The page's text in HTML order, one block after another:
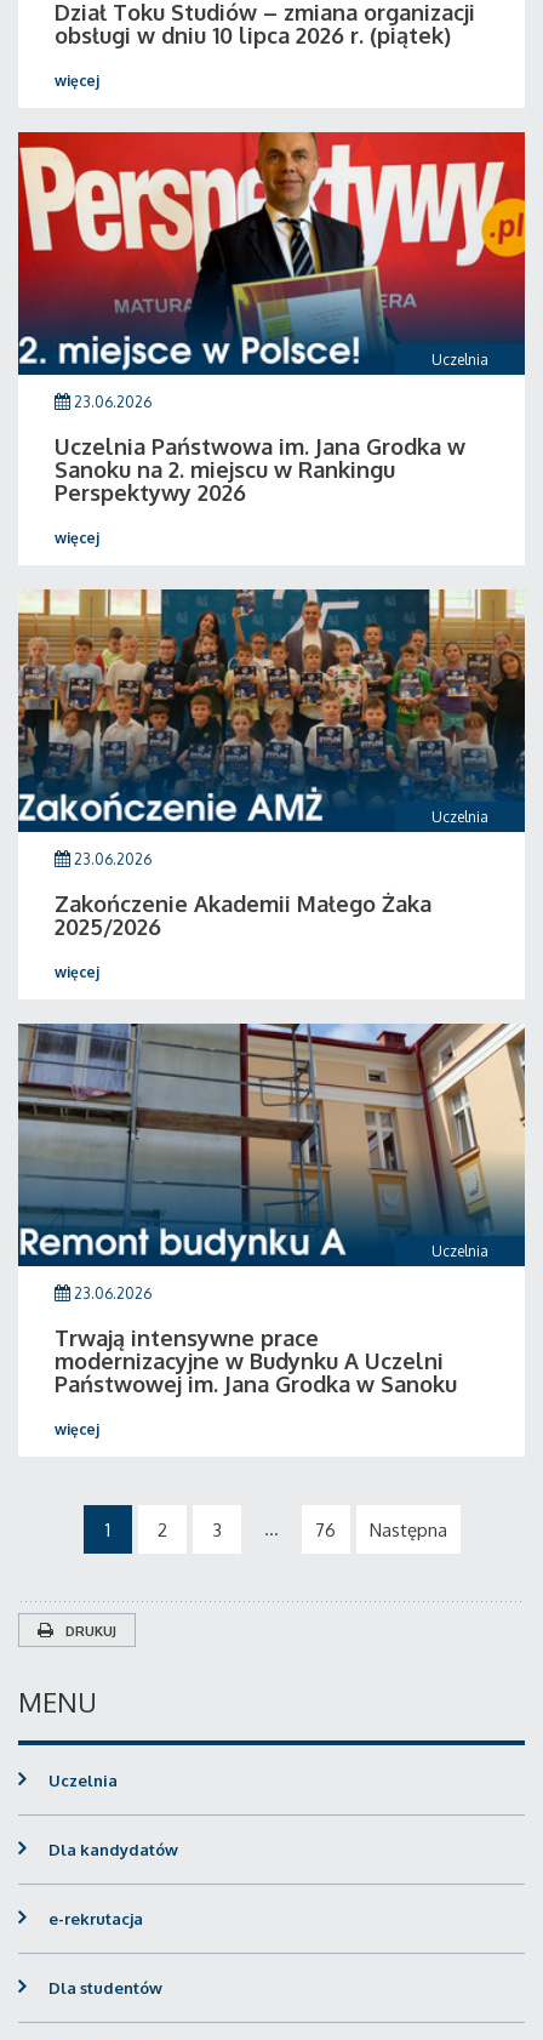
Dział Toku Studiów – zmiana organizacji
obsługi w dniu 10 lipca 2026 r. (piątek)
więcej
Uczelnia
23.06.2026
Uczelnia Państwowa im. Jana Grodka w
Sanoku na 2. miejscu w Rankingu
Perspektywy 2026
więcej
Uczelnia
23.06.2026
Zakończenie Akademii Małego Żaka
2025/2026
więcej
Uczelnia
23.06.2026
Trwają intensywne prace
modernizacyjne w Budynku A Uczelni
Państwowej im. Jana Grodka w Sanoku
więcej
1 2 3 ... 76 Następna
DRUKUJ
MENU
Uczelnia
Dla kandydatów
e-rekrutacja
Dla studentów